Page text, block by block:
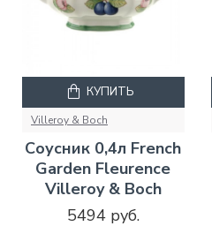
Villeroy & Boch
Соусник 0,4л French
Garden Fleurence
Villeroy & Boch
5494 руб.
КУПИТЬ